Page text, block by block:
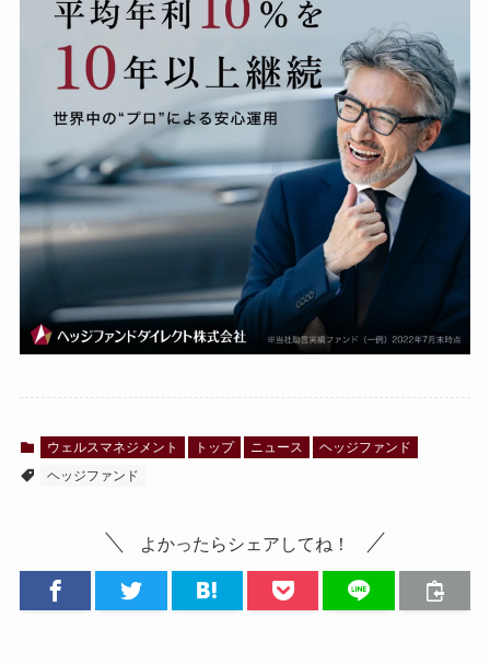
ウェルスマネジメント トップ ニュース
ヘッジファンド
ヘッジファンド
よかったらシェアしてね！